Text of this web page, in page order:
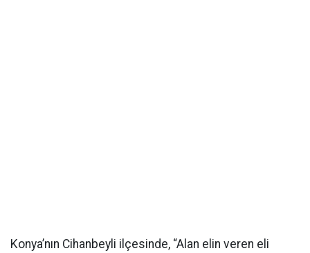
Konya’nın Cihanbeyli ilçesinde, “Alan elin veren eli